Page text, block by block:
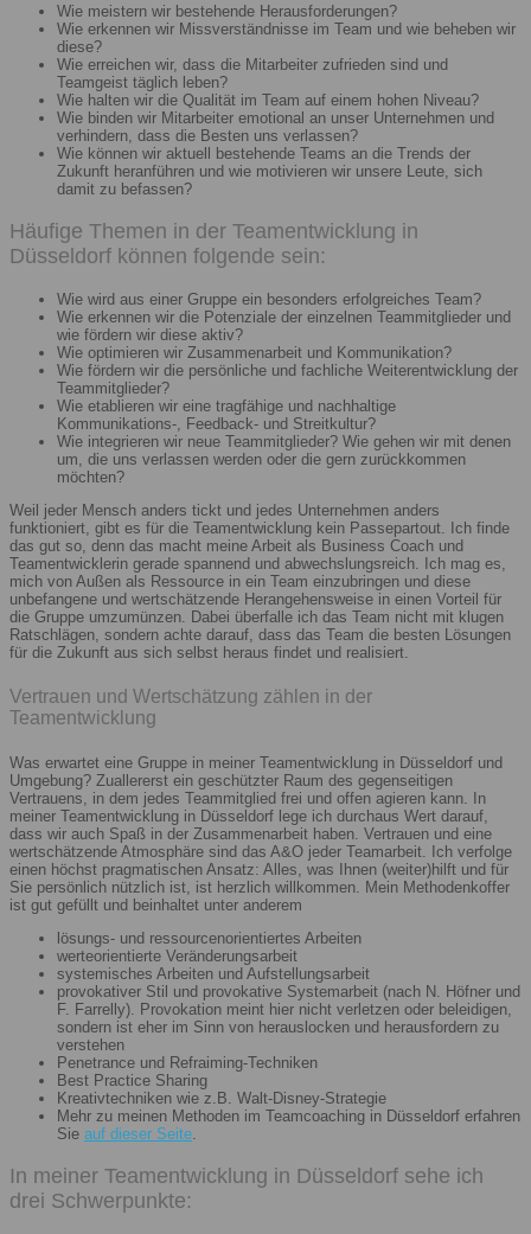
Wie meistern wir bestehende Herausforderungen?
Wie erkennen wir Missverständnisse im Team und wie beheben wir
diese?
Wie erreichen wir, dass die Mitarbeiter zufrieden sind und
Teamgeist täglich leben?
Wie halten wir die Qualität im Team auf einem hohen Niveau?
Wie binden wir Mitarbeiter emotional an unser Unternehmen und
verhindern, dass die Besten uns verlassen?
Wie können wir aktuell bestehende Teams an die Trends der
Zukunft heranführen und wie motivieren wir unsere Leute, sich
damit zu befassen?
Häufige Themen in der Teamentwicklung in
Düsseldorf können folgende sein:
Wie wird aus einer Gruppe ein besonders erfolgreiches Team?
Wie erkennen wir die Potenziale der einzelnen Teammitglieder und
wie fördern wir diese aktiv?
Wie optimieren wir Zusammenarbeit und Kommunikation?
Wie fördern wir die persönliche und fachliche Weiterentwicklung der
Teammitglieder?
Wie etablieren wir eine tragfähige und nachhaltige
Kommunikations-, Feedback- und Streitkultur?
Wie integrieren wir neue Teammitglieder? Wie gehen wir mit denen
um, die uns verlassen werden oder die gern zurückkommen
möchten?
Weil jeder Mensch anders tickt und jedes Unternehmen anders
funktioniert, gibt es für die Teamentwicklung kein Passepartout. Ich finde
das gut so, denn das macht meine Arbeit als Business Coach und
Teamentwicklerin gerade spannend und abwechslungsreich. Ich mag es,
mich von Außen als Ressource in ein Team einzubringen und diese
unbefangene und wertschätzende Herangehensweise in einen Vorteil für
die Gruppe umzumünzen. Dabei überfalle ich das Team nicht mit klugen
Ratschlägen, sondern achte darauf, dass das Team die besten Lösungen
für die Zukunft aus sich selbst heraus findet und realisiert.
Vertrauen und Wertschätzung zählen in der
Teamentwicklung
Was erwartet eine Gruppe in meiner Teamentwicklung in Düsseldorf und
Umgebung? Zuallererst ein geschützter Raum des gegenseitigen
Vertrauens, in dem jedes Teammitglied frei und offen agieren kann. In
meiner Teamentwicklung in Düsseldorf lege ich durchaus Wert darauf,
dass wir auch Spaß in der Zusammenarbeit haben. Vertrauen und eine
wertschätzende Atmosphäre sind das A&O jeder Teamarbeit. Ich verfolge
einen höchst pragmatischen Ansatz: Alles, was Ihnen (weiter)hilft und für
Sie persönlich nützlich ist, ist herzlich willkommen. Mein Methodenkoffer
ist gut gefüllt und beinhaltet unter anderem
lösungs- und ressourcenorientiertes Arbeiten
werteorientierte Veränderungsarbeit
systemisches Arbeiten und Aufstellungsarbeit
provokativer Stil und provokative Systemarbeit (nach N. Höfner und
F. Farrelly). Provokation meint hier nicht verletzen oder beleidigen,
sondern ist eher im Sinn von herauslocken und herausfordern zu
verstehen
Penetrance und Refraiming-Techniken
Best Practice Sharing
Kreativtechniken wie z.B. Walt-Disney-Strategie
Mehr zu meinen Methoden im Teamcoaching in Düsseldorf erfahren
Sie auf dieser Seite.
In meiner Teamentwicklung in Düsseldorf sehe ich
drei Schwerpunkte: